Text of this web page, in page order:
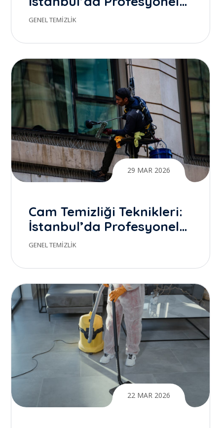
Temizlik ile Gerçek Farkı
GENEL TEMIZLIK
29 MAR 2026
Cam Temizliği Teknikleri:
İstanbul’da Profesyonel
Temizlik ile Gerçek Farkı
GENEL TEMIZLIK
22 MAR 2026